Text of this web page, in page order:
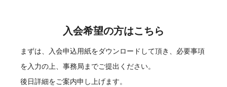
入会希望の方はこちら
まずは、入会申込用紙をダウンロードして頂き、必要事項
を入力の上、事務局までご提出ください。
後日詳細をご案内申し上げます。